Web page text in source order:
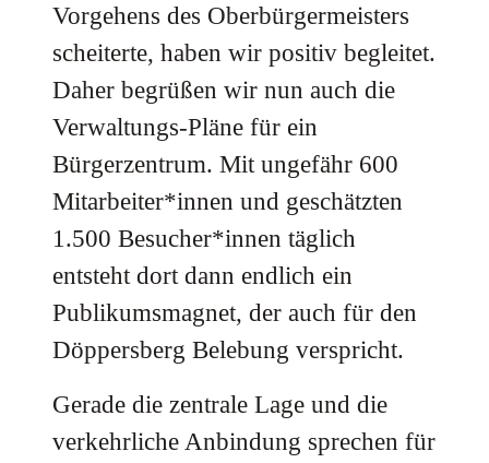
Vorgehens des Oberbürgermeisters
scheiterte, haben wir positiv begleitet.
Daher begrüßen wir nun auch die
Verwaltungs-Pläne für ein
Bürgerzentrum. Mit ungefähr 600
Mitarbeiter*innen und geschätzten
1.500 Besucher*innen täglich
entsteht dort dann endlich ein
Publikumsmagnet, der auch für den
Döppersberg Belebung verspricht.
Gerade die zentrale Lage und die
verkehrliche Anbindung sprechen für